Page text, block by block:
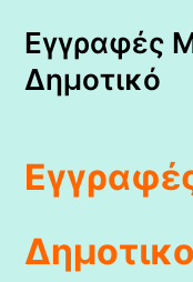
Εγγραφές
Δημοτικό